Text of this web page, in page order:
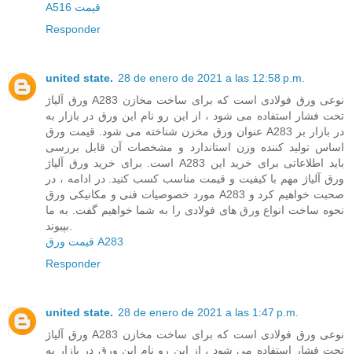
A516 قیمت
Responder
united state. 28 de enero de 2021 a las 12:58 p.m.
ورق آلیاژ A283 نوعی ورق فولادی است که برای ساخت مخازن
تحت فشار استفاده می شود ، از این رو نام این ورق در بازار به
عنوان ورق مخزن شناخته می شود. قیمت ورق A283 در بازار بر
اساس تولید کننده وزن استاندارد و مشخصات آن قابل بررسی
است. برای خرید ورق آلیاژ A283 باید اطلاعاتی برای خرید این
ورق آلیاژ مهم با کیفیت و قیمت مناسب کسب کنید. در ادامه ، در
مورد خصوصیات فنی و مکانیکی ورق A283 صحبت خواهیم کرد و
نحوه ساخت انواع ورق های فولادی را به شما خواهیم گفت. به ما
قیمت ورق A283
Responder
united state. 28 de enero de 2021 a las 1:47 p.m.
ورق آلیاژ A283 نوعی ورق فولادی است که برای ساخت مخازن
تحت فشار استفاده می شود ، از این رو نام این ورق در بازار به